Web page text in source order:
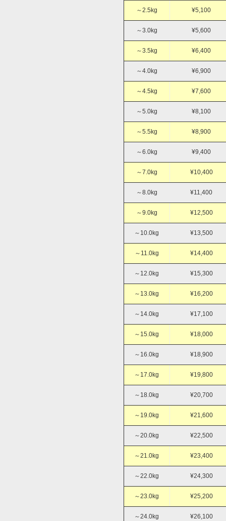
～2.5kg ¥5,100
～3.0kg ¥5,600
～3.5kg ¥6,400
～4.0kg ¥6,900
～4.5kg ¥7,600
～5.0kg ¥8,100
～5.5kg ¥8,900
～6.0kg ¥9,400
～7.0kg ¥10,400
～8.0kg ¥11,400
～9.0kg ¥12,500
～10.0kg ¥13,500
～11.0kg ¥14,400
～12.0kg ¥15,300
～13.0kg ¥16,200
～14.0kg ¥17,100
～15.0kg ¥18,000
～16.0kg ¥18,900
～17.0kg ¥19,800
～18.0kg ¥20,700
～19.0kg ¥21,600
～20.0kg ¥22,500
～21.0kg ¥23,400
～22.0kg ¥24,300
～23.0kg ¥25,200
～24.0kg ¥26,100